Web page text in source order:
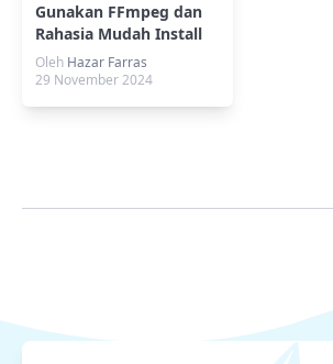
Gunakan FFmpeg dan
Rahasia Mudah Install
di VPS Linux
Oleh Hazar Farras
29 November 2024